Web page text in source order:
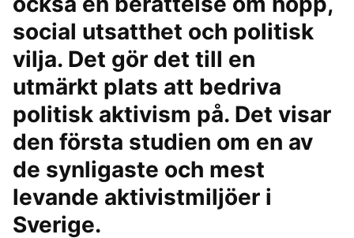
social utsatthet och politisk
vilja. Det gör det till en
utmärkt plats att bedriva
politisk aktivism på. Det visar
den första studien om en av
de synligaste och mest
levande aktivistmiljöer i
Sverige.